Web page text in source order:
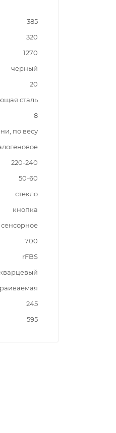
385
320
1270
черный
20
сталь
8
по весу
220-240
50-60
стекло
кнопка
сенсорное
700
rFBS
кварцевый
245
595